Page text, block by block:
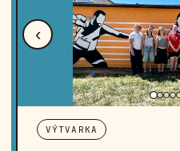
‹
VÝTVARKA